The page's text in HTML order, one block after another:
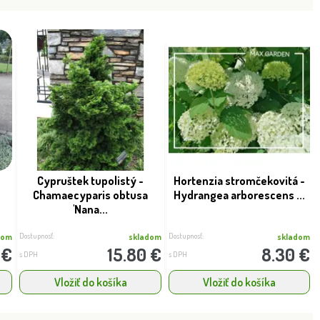
plicata 'WHIPCORD' -
20/30cm
NOVINKA
Vavrín pravý - Laurus Nobilis
100/120cm
Cypruštek tupolistý -
Chamaecyparis obtusa
'Nana...
Dostupnosť: skladom
s DPH 15.80 €
Vložiť do košíka
Hortenzia stromčekovitá -
Hydrangea arborescens ...
Dostupnosť: skladom
s DPH 8.30 €
Vložiť do košíka